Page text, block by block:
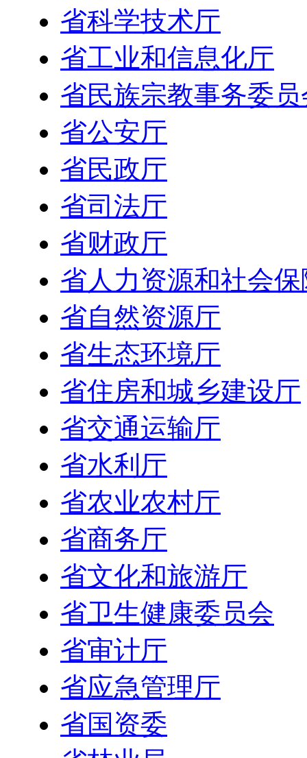
省科学技术厅
省工业和信息化厅
省民族宗教事务委员
省公安厅
省民政厅
省司法厅
省财政厅
省人力资源和社会
省自然资源厅
省生态环境厅
省住房和城乡建设厅
省交通运输厅
省水利厅
省农业农村厅
省商务厅
省文化和旅游厅
省卫生健康委员会
省审计厅
省应急管理厅
省国资委